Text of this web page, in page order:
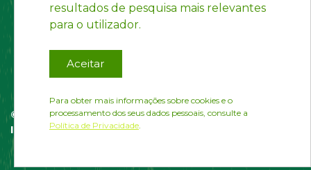
© Rotas de Mação | website desenvolvido por
InfoPortugal
resultados de pesquisa mais relevantes
para o utilizador.
Aceitar
Para obter mais informações sobre cookies e o
processamento dos seus dados pessoais, consulte a
Política de Privacidade.